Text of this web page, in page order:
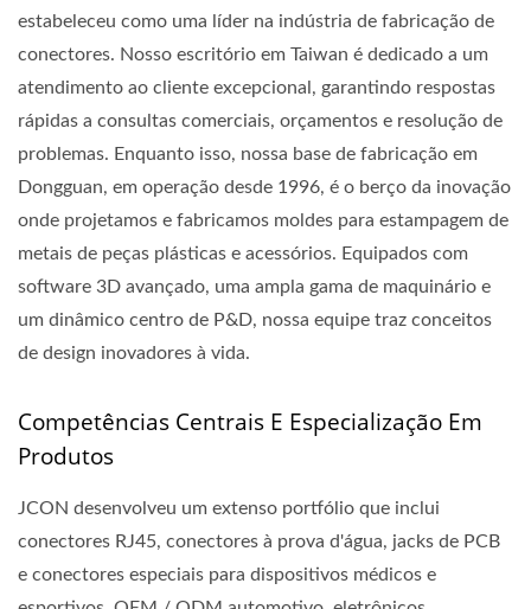
estabeleceu como uma líder na indústria de fabricação de
conectores. Nosso escritório em Taiwan é dedicado a um
atendimento ao cliente excepcional, garantindo respostas
rápidas a consultas comerciais, orçamentos e resolução de
problemas. Enquanto isso, nossa base de fabricação em
Dongguan, em operação desde 1996, é o berço da inovação
onde projetamos e fabricamos moldes para estampagem de
metais de peças plásticas e acessórios. Equipados com
software 3D avançado, uma ampla gama de maquinário e
um dinâmico centro de P&D, nossa equipe traz conceitos
de design inovadores à vida.
Competências Centrais E Especialização Em
Produtos
JCON desenvolveu um extenso portfólio que inclui
conectores RJ45, conectores à prova d'água, jacks de PCB
e conectores especiais para dispositivos médicos e